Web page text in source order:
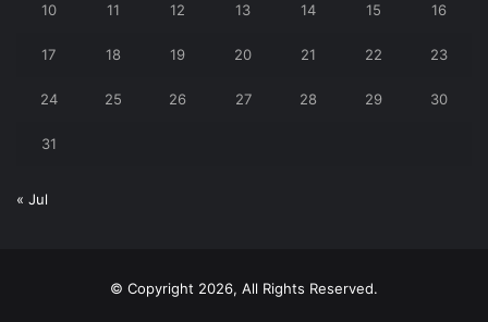
10 11 12 13 14 15 16
17 18 19 20 21 22 23
24 25 26 27 28 29 30
31
« Jul
© Copyright 2026, All Rights Reserved.